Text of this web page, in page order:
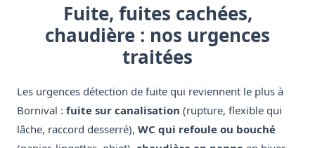
Fuite, fuites cachées,
chaudière : nos urgences
traitées
Les urgences détection de fuite qui reviennent le plus à
Bornival : fuite sur canalisation (rupture, flexible qui
lâche, raccord desserré), WC qui refoule ou bouché